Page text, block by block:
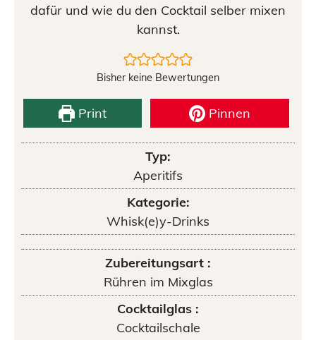
dafür und wie du den Cocktail selber mixen
kannst.
Bisher keine Bewertungen
Print Pinnen
Typ:
Aperitifs
Kategorie:
Whisk(e)y-Drinks
Zubereitungsart :
Rühren im Mixglas
Cocktailglas :
Cocktailschale